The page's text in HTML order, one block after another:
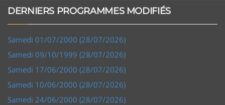
DERNIERS PROGRAMMES MODIFIÉS
Samedi 01/07/2000 (28/07/2026)
Samedi 09/10/1999 (28/07/2026)
Samedi 17/06/2000 (28/07/2026)
Samedi 10/06/2000 (28/07/2026)
Samedi 24/06/2000 (28/07/2026)